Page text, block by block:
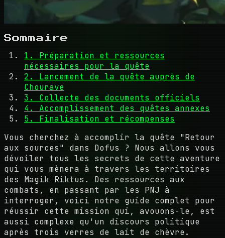
Sommaire
1. Préparation et ressources
nécessaires pour la quête
2. Lancement de la quête auprès de
Chourave
3. Collecte des documents officiels
4. Accomplissement des quêtes annexes
5. Finalisation et récompenses
Vous cherchez à accomplir la quête "Retour
aux sources" dans Dofus ? Nous allons vous
dévoiler tous les secrets de cette aventure
qui vous mènera à travers les territoires
des Magik Riktus. Des ressources aux
combats, en passant par les PNJ à
interroger, voici notre guide complet pour
réussir cette mission qui, avouons-le, est
aussi complexe qu'un discours politique
après trois verres de lait de chèvre.